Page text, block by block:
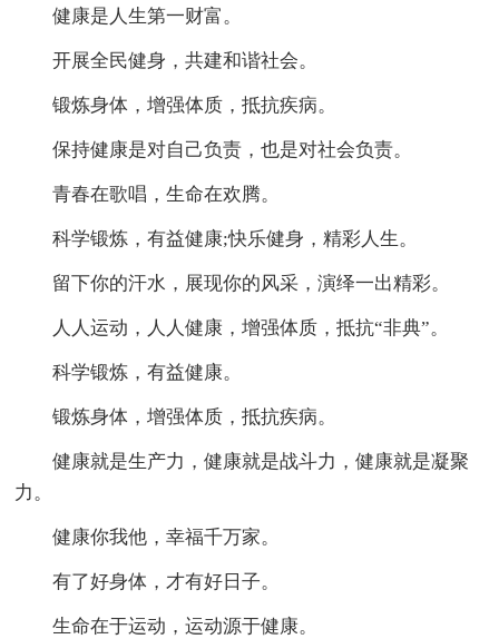
健康是人生第一财富。
开展全民健身，共建和谐社会。
锻炼身体，增强体质，抵抗疾病。
保持健康是对自己负责，也是对社会负责。
青春在歌唱，生命在欢腾。
科学锻炼，有益健康;快乐健身，精彩人生。
留下你的汗水，展现你的风采，演绎一出精彩。
人人运动，人人健康，增强体质，抵抗“非典”。
科学锻炼，有益健康。
锻炼身体，增强体质，抵抗疾病。
健康就是生产力，健康就是战斗力，健康就是凝聚
力。
健康你我他，幸福千万家。
有了好身体，才有好日子。
生命在于运动，运动源于健康。